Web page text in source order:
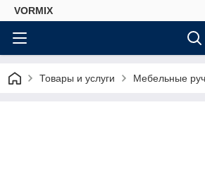
VORMIX
Товары и услуги Мебельные